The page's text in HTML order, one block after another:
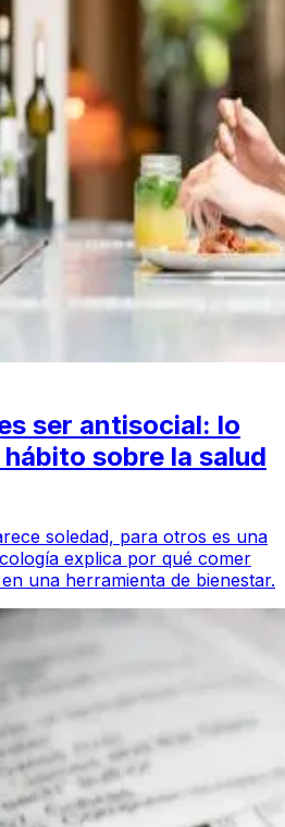
ser antisocial: lo
sobre la salud
soledad, para otros es una
explica por qué comer
una herramienta de bienestar.